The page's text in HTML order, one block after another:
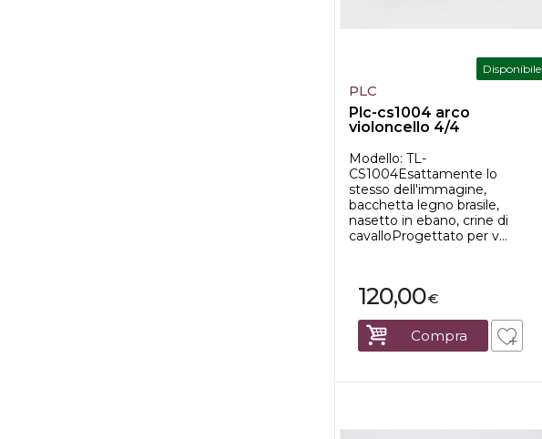
Disponibile
PLC
Plc-cs1004 arco
violoncello 4/4
Modello: TL-
CS1004Esattamente lo
stesso dell'immagine,
bacchetta legno brasile,
nasetto in ebano, crine di
cavalloProgettato per v...
€
120,00
Compra